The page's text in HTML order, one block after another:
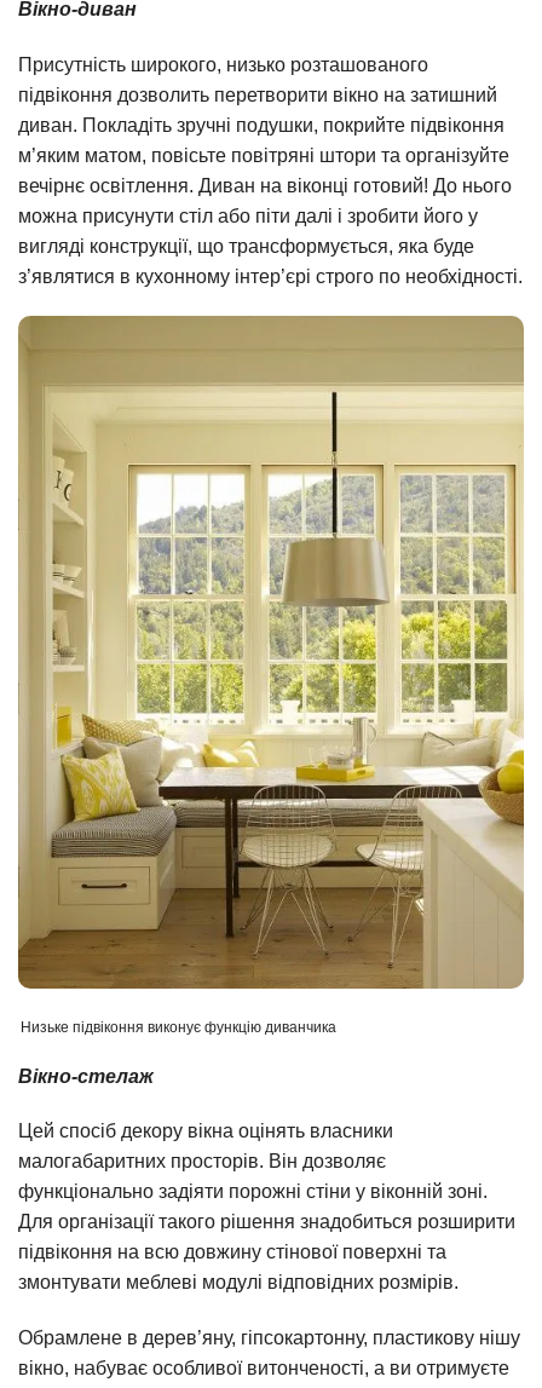
Вікно-диван
Присутність широкого, низько розташованого
підвіконня дозволить перетворити вікно на затишний
диван. Покладіть зручні подушки, покрийте підвіконня
м’яким матом, повісьте повітряні штори та організуйте
вечірнє освітлення. Диван на віконці готовий! До нього
можна присунути стіл або піти далі і зробити його у
вигляді конструкції, що трансформується, яка буде
з’являтися в кухонному інтер’єрі строго по необхідності.
Низьке підвіконня виконує функцію диванчика
Вікно-стелаж
Цей спосіб декору вікна оцінять власники
малогабаритних просторів. Він дозволяє
функціонально задіяти порожні стіни у віконній зоні.
Для організації такого рішення знадобиться розширити
підвіконня на всю довжину стінової поверхні та
змонтувати меблеві модулі відповідних розмірів.
Обрамлене в дерев’яну, гіпсокартонну, пластикову нішу
вікно, набуває особливої витонченості, а ви отримуєте